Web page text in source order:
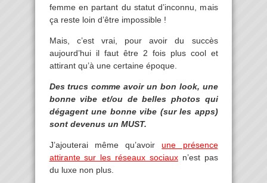
femme en partant du statut d’inconnu, mais
ça reste loin d’être impossible !
Mais, c’est vrai, pour avoir du succès
aujourd’hui il faut être 2 fois plus cool et
attirant qu’à une certaine époque.
Des trucs comme avoir un bon look, une
bonne vibe et/ou de belles photos qui
dégagent une bonne vibe (sur les apps)
sont devenus un MUST.
J’ajouterai même qu’avoirune présence
attirante sur les réseaux sociauxn’est pas
du luxe non plus.